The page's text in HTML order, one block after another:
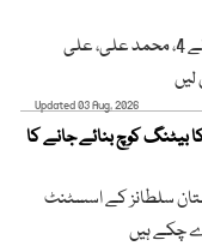
پاکستان کی جانب سے ساجد خان نے 4، محمد علی، علی
لیں
Updated 03 Aug, 2026
بیٹنگ کوچ بنائے جانے کا
سلطانز کے اسسٹنٹ
چکے ہیں